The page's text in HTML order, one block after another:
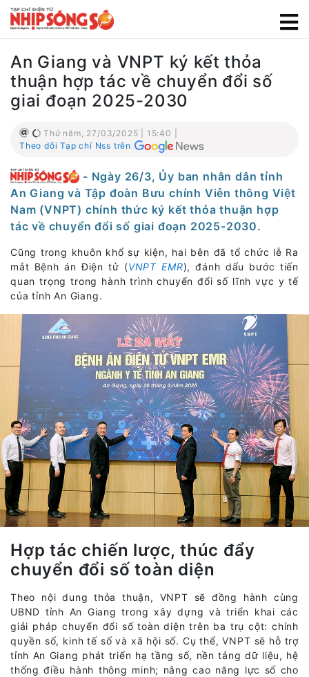
An Giang và VNPT ký kết thỏa
thuận hợp tác về chuyển đổi số
giai đoạn 2025-2030
Thứ năm, 27/03/2025 | 15:40 |
Theo dõi Tạp chí Nss trên
- Ngày 26/3, Ủy ban nhân dân tỉnh
An Giang và Tập đoàn Bưu chính Viễn thông Việt
Nam (VNPT) chính thức ký kết thỏa thuận hợp
tác về chuyển đổi số giai đoạn 2025-2030.
Cũng trong khuôn khổ sự kiện, hai bên đã tổ chức lễ Ra
mắt Bệnh án Điện tử (VNPT EMR), đánh dấu bước tiến
quan trọng trong hành trình chuyển đổi số lĩnh vực y tế
của tỉnh An Giang.
Hợp tác chiến lược, thúc đẩy
chuyển đổi số toàn diện
Theo nội dung thỏa thuận, VNPT sẽ đồng hành cùng
UBND tỉnh An Giang trong xây dựng và triển khai các
giải pháp chuyển đổi số toàn diện trên ba trụ cột: chính
quyền số, kinh tế số và xã hội số. Cụ thể, VNPT sẽ hỗ trợ
tỉnh An Giang phát triển hạ tầng số, nền tảng dữ liệu, hệ
thống điều hành thông minh; nâng cao năng lực số cho